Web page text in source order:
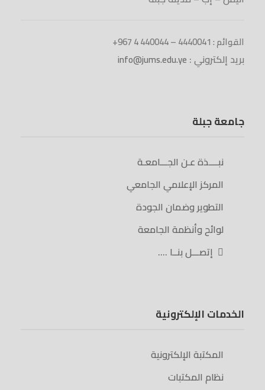
القوائم : 4440041 – 440044 4 967+
بريد إلكتروني : info@jums.edu.ye
جامعة جبلة
نبــــذة عـن الجـــامعـة
المركز الإعلامي الجامعي
التطوير وضمان الجودة
لوائح وأنظمة الجامعة
إتصـــل بنــا ….
الخدمات الإلكترونية
المكتبة الإلكترونية
نظام المكتبات